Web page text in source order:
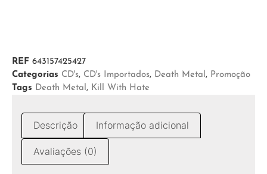
REF 643157425427
Categorias CD's, CD's Importados, Death Metal , Promoção
Tags Death Metal , Kill With Hate
Descrição Informação adicional
Avaliações (0)